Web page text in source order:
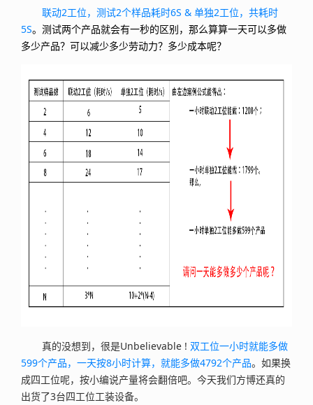
联动2工位，测试2个样品耗时6S & 单独2工位，共耗时
5S。测试两个产品就会有一秒的区别，那么算算一天可以多做
多少产品？可以减少多少劳动力？多少成本呢？
真的没想到，很是Unbelievable ! 双工位一小时就能多做
599个产品，一天按8小时计算，就能多做4792个产品。如果换
成四工位呢，按小编说产量将会翻倍吧。今天我们方博还真的
出货了3台四工位工装设备。